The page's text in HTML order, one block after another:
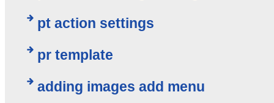
pt action settings
pr template
adding images add menu